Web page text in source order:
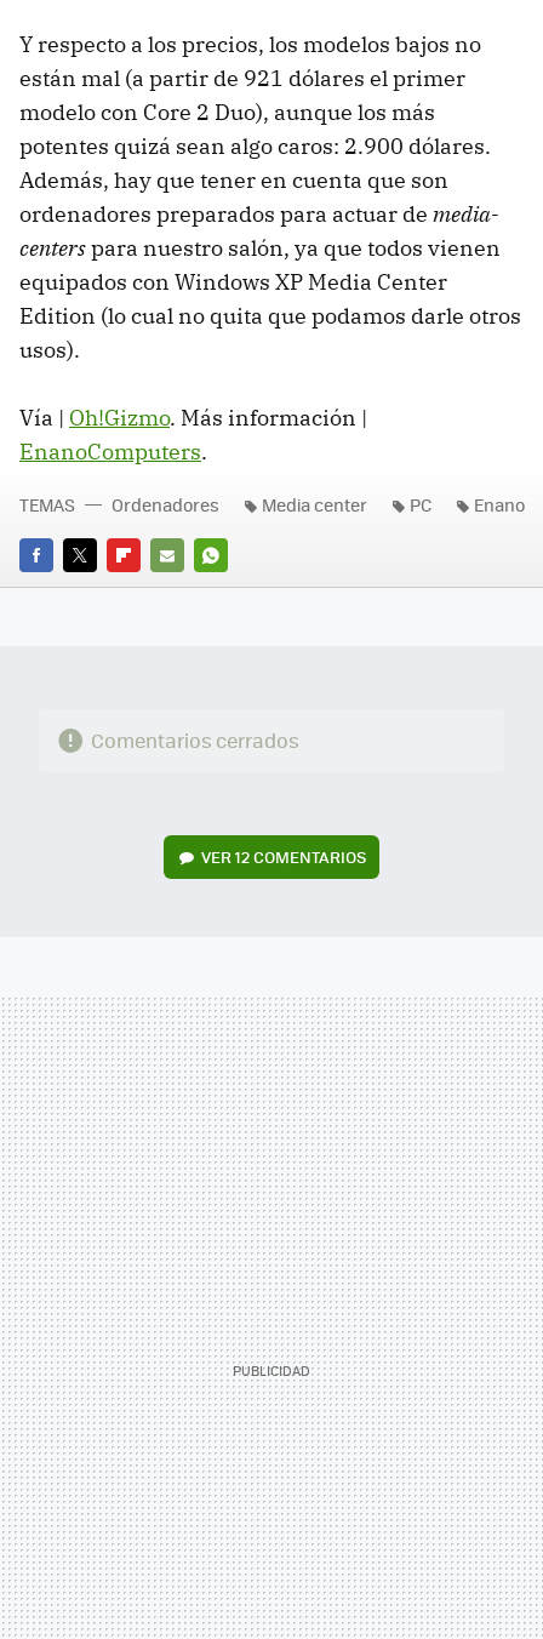
Y respecto a los precios, los modelos bajos no
están mal (a partir de 921 dólares el primer
modelo con Core 2 Duo), aunque los más
potentes quizá sean algo caros: 2.900 dólares.
Además, hay que tener en cuenta que son
ordenadores preparados para actuar de media-
centerspara nuestro salón, ya que todos vienen
equipados con Windows XP Media Center
Edition (lo cual no quita que podamos darle otros
usos).
Vía | Oh!Gizmo. Más información |
EnanoComputers.
FACEBOOK
TWITTERFLIPBOARD
E-
WHATSAPP
TEMAS Ordenadores Media center PC Enano
Comentarios cerrados
VER12 COMENTARIOS